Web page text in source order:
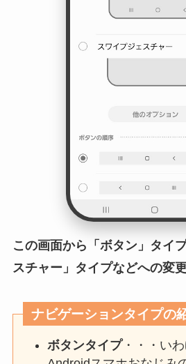
この画面から「ボタン」タイ
スチャー」タイプなどへの変
ナビゲーションタイプの
ボタンタイプ・・・い